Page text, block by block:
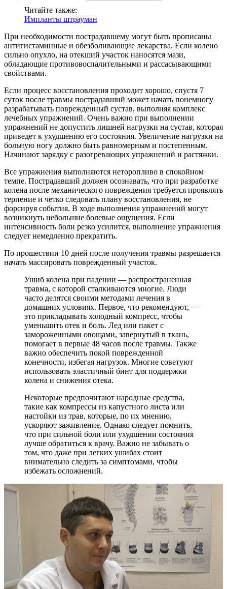
Читайте также:
Импланты штрауман
При необходимости пострадавшему могут быть прописаны
антигистаминные и обезболивающие лекарства. Если колено
сильно опухло, на отекший участок наносятся мази,
обладающие противовоспалительными и рассасывающими
свойствами.
Если процесс восстановления проходит хорошо, спустя 7
суток после травмы пострадавший может начать понемногу
разрабатывать поврежденный сустав, выполняя комплекс
лечебных упражнений. Очень важно при выполнении
упражнений не допустить лишней нагрузки на сустав, которая
приведет к ухудшению его состояния. Увеличение нагрузки на
больную ногу должно быть равномерным и постепенным.
Начинают зарядку с разогревающих упражнений и растяжки.
Все упражнения выполняются неторопливо в спокойном
темпе. Пострадавший должен осознавать, что при разработке
колена после механического повреждения требуется проявлять
терпение и четко следовать плану восстановления, не
форсируя события. В ходе выполнения упражнений могут
возникнуть небольшие болевые ощущения. Если
интенсивность боли резко усилится, выполнение упражнения
следует немедленно прекратить.
По прошествии 10 дней после получения травмы разрешается
начать массировать поврежденный участок.
Ушиб колена при падении — распространенная
травма, с которой сталкиваются многие. Люди
часто делятся своими методами лечения в
домашних условиях. Первое, что рекомендуют, —
это прикладывать холодный компресс, чтобы
уменьшить отек и боль. Лед или пакет с
замороженными овощами, завернутый в ткань,
помогает в первые 48 часов после травмы. Также
важно обеспечить покой поврежденной
конечности, избегая нагрузок. Многие советуют
использовать эластичный бинт для поддержки
колена и снижения отека.
Некоторые предпочитают народные средства,
такие как компрессы из капустного листа или
настойки из трав, которые, по их мнению,
ускоряют заживление. Однако следует помнить,
что при сильной боли или ухудшении состояния
лучше обратиться к врачу. Важно не забывать о
том, что даже при легких ушибах стоит
внимательно следить за симптомами, чтобы
избежать осложнений.